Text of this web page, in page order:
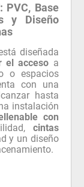
PVC, Base
y Diseño
diseñada
el acceso a
o espacios
con una
hasta
instalación
con
cintas
y un diseño